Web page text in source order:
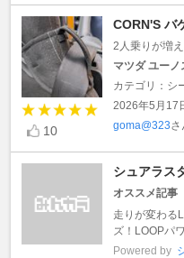
10
CORN'S バ
2人乗りが増
マツダ ユー
カテゴリ：シ
2026年5月17
goma@323さ
シュアラス
オススメ記事
走りが変わる
ズ！LOOPパ
Powered by